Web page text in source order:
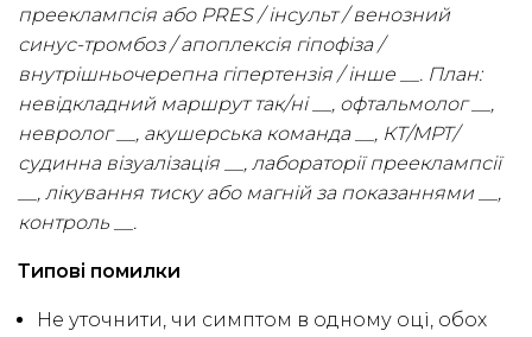
прееклампсія або PRES / інсульт / венозний
синус-тромбоз / апоплексія гіпофіза /
внутрішньочерепна гіпертензія / інше __. План:
невідкладний маршрут так/ні __, офтальмолог __,
невролог __, акушерська команда __, КТ/МРТ/
судинна візуалізація __, лабораторії прееклампсії
__, лікування тиску або магній за показаннями __,
контроль __.
Типові помилки
Не уточнити, чи симптом в одному оці, обох